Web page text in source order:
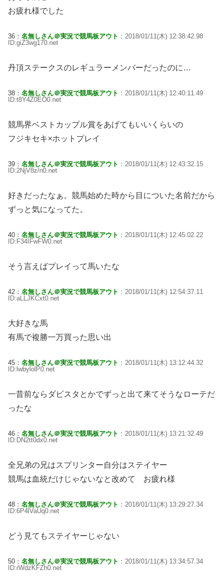
お疲れ様でした
36： 名無しさん＠実況で競馬板アウト ：2018/01/11(木) 12:38:42.98
ID:giZ3wg170.net
丹頂ステークスのレギュラーメンバーだったのに…
38： 名無しさん＠実況で競馬板アウト ：2018/01/11(木) 12:40:11.49
ID:t8Y4Z0EO0.net
競馬界ベストカップル賞をあげてもいいくらいの
フジキセキ×ホットプレイ
39： 名無しさん＠実況で競馬板アウト ：2018/01/11(木) 12:43:32.15
ID:2NjV8z/n0.net
好きだったなぁ。競馬始めた時から目についた名前だから
ずっと気になってた。
40： 名無しさん＠実況で競馬板アウト ：2018/01/11(木) 12:45:02.22
ID:F34IFwFW0.net
そう言えばプレイって馬いたな
42： 名無しさん＠実況で競馬板アウト ：2018/01/11(木) 12:54:37.11
ID:aLLJKCxt0.net
大好きな馬
有馬で複勝一万買った思い出
45： 名無しさん＠実況で競馬板アウト ：2018/01/11(木) 13:12:44.32
ID:lwbylolP0.net
一昔前ならダビスタとかでずっと出て来てそうなローテだ
ったな
46： 名無しさん＠実況で競馬板アウト ：2018/01/11(木) 13:21:32.49
ID:DN2tt0dx0.net
全兄弟の兄はスプリンター自分はステイヤー
競馬は血統だけじゃないなと改めて お疲れ様
48： 名無しさん＠実況で競馬板アウト ：2018/01/11(木) 13:29:27.34
ID:6P4lVaUq0.net
どう見てもステイヤーじゃない
50： 名無しさん＠実況で競馬板アウト ：2018/01/11(木) 13:34:57.34
ID:rWdzKFZh0.net